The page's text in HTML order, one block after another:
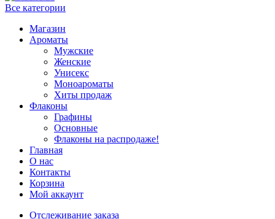
Все категории
Магазин
Ароматы
Мужские
Женские
Унисекс
Моноароматы
Хиты продаж
Флаконы
Графины
Основные
Флаконы на распродаже!
Главная
О нас
Контакты
Корзина
Мой аккаунт
Отслеживание заказа